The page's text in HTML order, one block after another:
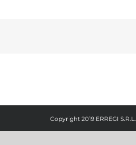
Copyright 2019 ERREGI